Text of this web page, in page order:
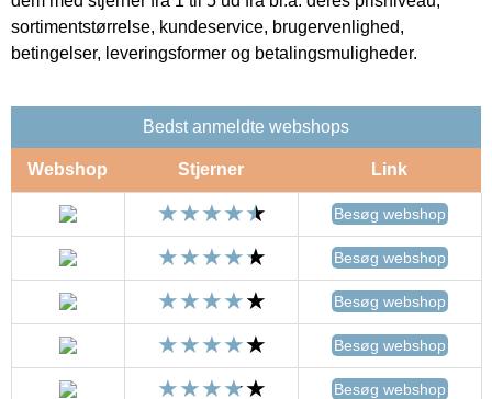
sortimentstørrelse, kundeservice, brugervenlighed,
betingelser, leveringsformer og betalingsmuligheder.
Bedst anmeldte webshops
Webshop Stjerner Link
Besøg webshop
Besøg webshop
Besøg webshop
Besøg webshop
Besøg webshop